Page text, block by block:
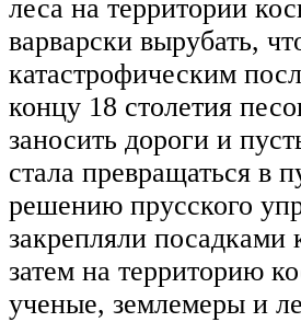
леса на территории
варварски вырубать,
катастрофическим
концу 18 столетия
заносить дороги и
стала превращаться в
решению прусского
закрепляли посадками
затем на территорию
ученые, землемеры и